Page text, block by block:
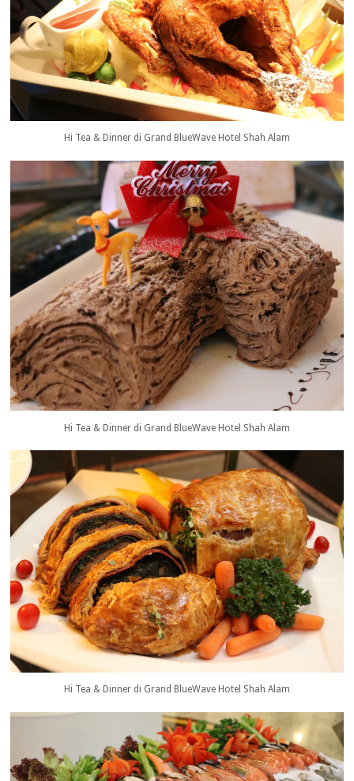
Hi Tea & Dinner di Grand BlueWave Hotel Shah Alam
Hi Tea & Dinner di Grand BlueWave Hotel Shah Alam
Hi Tea & Dinner di Grand BlueWave Hotel Shah Alam